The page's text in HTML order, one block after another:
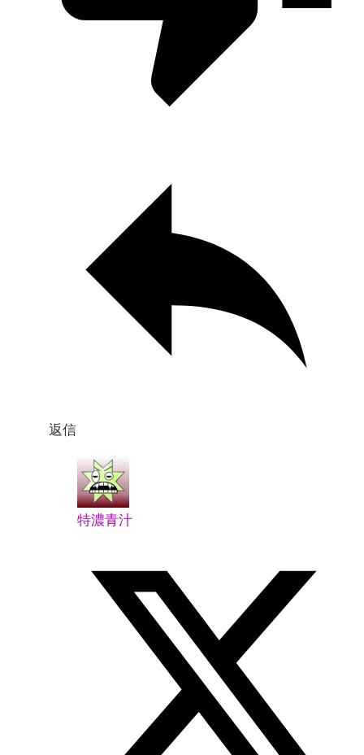
返信
特濃青汁